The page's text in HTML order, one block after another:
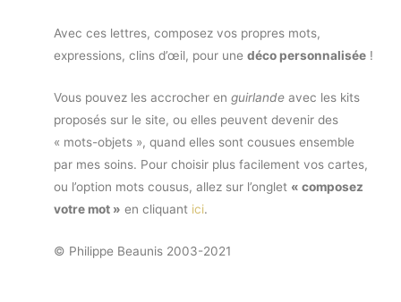
Avec ces lettres, composez vos propres mots,
expressions, clins d’œil, pour une déco personnalisée !
Vous pouvez les accrocher en guirlande avec les kits
proposés sur le site, ou elles peuvent devenir des
« mots-objets », quand elles sont cousues ensemble
par mes soins. Pour choisir plus facilement vos cartes,
ou l’option mots cousus, allez sur l’onglet « composez
votre mot » en cliquant ici.
© Philippe Beaunis 2003-2021